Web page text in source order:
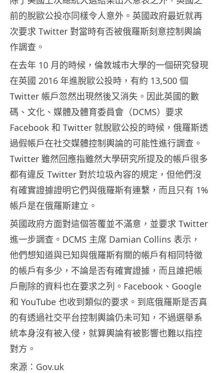
前的脫歐公投亦同樣令人意外。英國政府最近就再
次要求 Twitter 對當時有否被俄羅斯刻意控制輿論
作調查。
在去年 10 月的時候，倫敦城市大學的一個研究發現
在英國 2016 年進脫歐公投時，有約 13,500 個
Twitter 帳戶忽然出現然後又消失。因此英國的數
碼、文化、媒體及體育委員會（DCMS）要求
Facebook 和 Twitter 就脫歐公投的時候，俄羅斯透
過假帳戶在社交媒體控制輿論的可能性進行調查。
Twitter 雖然回應指雖然大學研究所提及的帳戶很多
都有違反 Twitter 對於垃圾內容的規定，但他們沒
有確實證據證明它們與俄羅斯有連繫，而且只有 1%
帳戶是在俄羅斯建立。
英國政府方面對這個答覆並不滿意，並要求 Twitter
進一步調查。DCMS 主席 Damian Collins 表示，
他們想知道與已知與俄羅斯有關的帳戶有相同特徵
的帳戶有多少，不論是否有確實證據，而且誰把帳
戶刪除的資料也在要求之列。Facebook、Google
和 YouTube 也收到類似的要求。到底俄羅斯是否真
的有透過社交平台控制輿論仍未可知，不過選舉系
統本身沒有被入侵，就算輿論有被影響也難以指控
對方。
來源：Gov.uk